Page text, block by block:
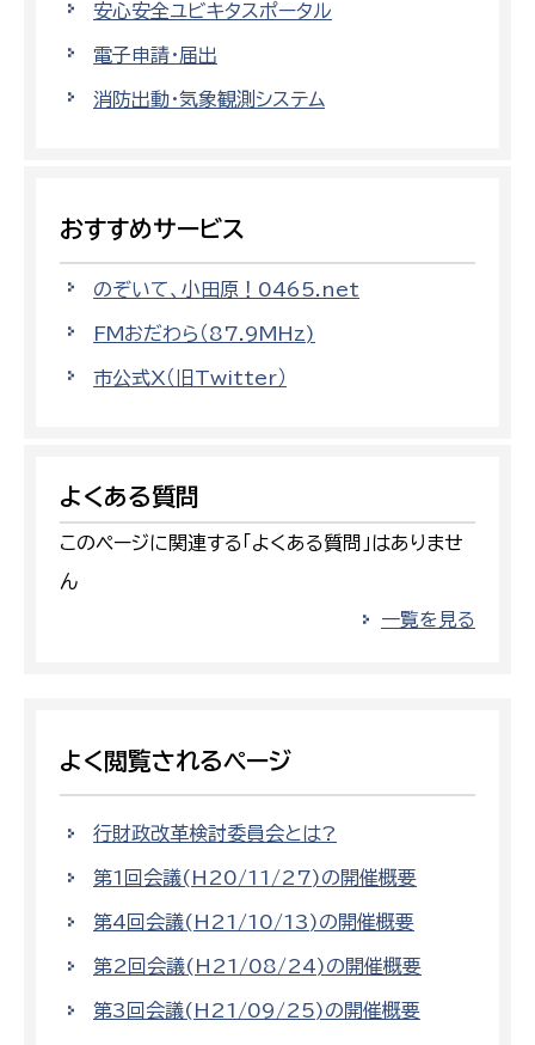
安心安全ユビキタスポータル
電子申請・届出
消防出動・気象観測システム
おすすめサービス
のぞいて、小田原！0465.net
FMおだわら（87.9MHz)
市公式X（旧Twitter）
よくある質問
このページに関連する「よくある質問」はありませ
ん
一覧を見る
よく閲覧されるページ
行財政改革検討委員会とは?
第1回会議(H20/11/27)の開催概要
第4回会議(H21/10/13)の開催概要
第2回会議(H21/08/24)の開催概要
第3回会議(H21/09/25)の開催概要